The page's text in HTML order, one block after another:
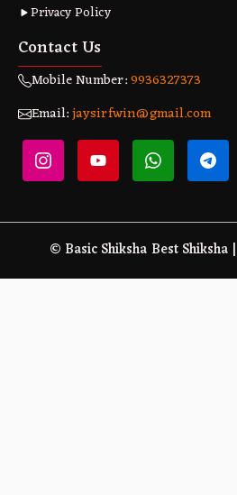
Privacy Policy
Contact Us
Mobile Number:9936327373
Email:jaysirfwin@gmail.com
© Basic Shiksha Best